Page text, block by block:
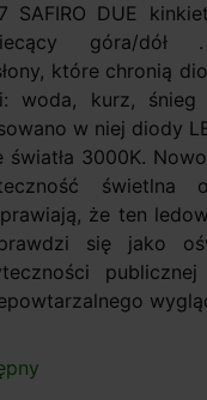
SAFIRO DUE
góra/dół
które chronią
woda, kurz,
w niej diody
światła 3000K.
świetlna
że ten
się jako